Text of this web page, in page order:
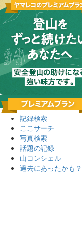
記録検索
ここサーチ
写真検索
話題の記録
山コンシェル
過去にあったかも？